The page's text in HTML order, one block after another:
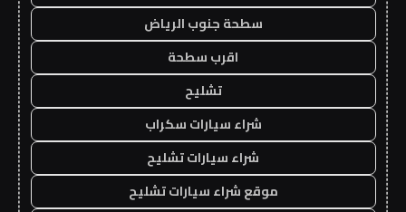
سطحة جنوب الرياض
اقرب سطحة
تشليح
شراء سيارات سكراب
شراء سيارات تشليح
موقع شراء سيارات تشليح